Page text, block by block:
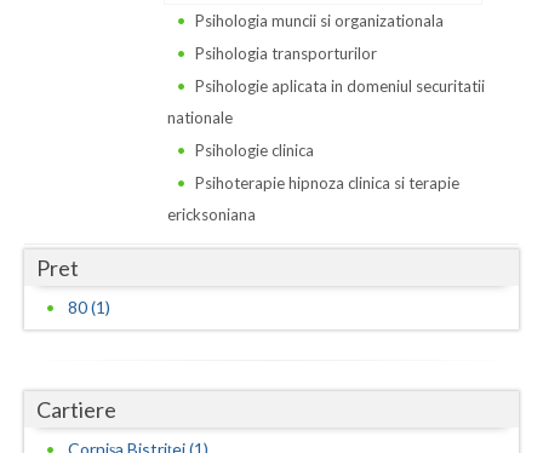
Harghita
Hunedoara
Iasi
Psihologia muncii si organizationala
Psihologia transporturilor
Psihologie aplicata in domeniul securitatii
nationale
Psihologie clinica
Psihoterapie hipnoza clinica si terapie
ericksoniana
Pret
80 (1)
Cartiere
Cornișa Bistriței (1)